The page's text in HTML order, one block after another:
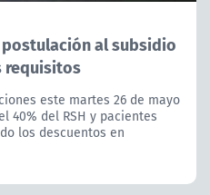
al subsidio
requisitos
este martes 26 de mayo
40% del RSH y pacientes
los descuentos en